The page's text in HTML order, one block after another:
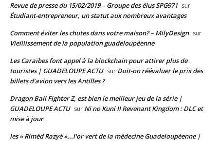
Revue de presse du 15/02/2019 – Groupe des élus SPG971 sur
Étudiant-entrepreneur, un statut aux nombreux avantages
Comment éviter les chutes dans votre maison? – MilyDesign sur
Vieillissement de la population guadeloupéenne
Les Caraïbes font appel à la blockchain pour attirer plus de
touristes | GUADELOUPE ACTU sur Doit-on réévaluer le prix des
billets d’avion vers les Antilles ?
Dragon Ball Fighter Z, est bien le meilleur jeu de la série |
GUADELOUPE ACTU sur Ni no Kuni II Revenant Kingdom : DLC et
mise à jour
les « Rimèd Razyé »...l'or vert de la médecine Guadeloupéenne |